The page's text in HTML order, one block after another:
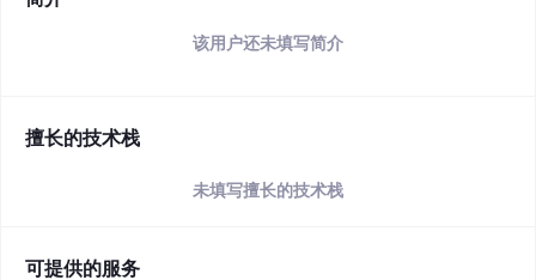
该用户还未填写简介
擅长的技术栈
未填写擅长的技术栈
可提供的服务